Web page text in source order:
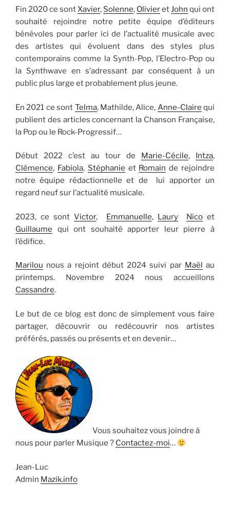
Fin 2020 ce sontXavier, Solenne, OlivieretJohn qui ont
souhaité rejoindre notre petite équipe d’éditeurs
bénévoles pour parler ici de l’actualité musicale avec
des artistes qui évoluent dans des styles plus
contemporains comme la Synth-Pop, l’Electro-Pop ou
la Synthwave en s’adressant par conséquent à un
public plus large et probablement plus jeune.
En 2021 ce sont Telma, Mathilde, Alice, Anne-Claire qui
publient des articles concernant la Chanson Française,
la Pop ou le Rock-Progressif…
Début 2022 c’est au tour de Marie-Cécile, Intza,
Clémence, Fabiola, Stéphanie et Romain de rejoindre
notre équipe rédactionnelle et de lui apporter un
regard neuf sur l’actualité musicale.
2023, ce sontVictor, Emmanuelle, Laury Nicoet
Guillaume qui ont souhaité apporter leur pierre à
l’édifice.
Marilou nous a rejoint début 2024 suivi par Maël au
printemps. Novembre 2024 nous accueillons
Cassandre.
Le but de ce blog est donc de simplement vous faire
partager, découvrir ou redécouvrir nos artistes
préférés, passés ou présents et en devenir…
Vous souhaitez vous joindre à
nous pour parler Musique ? Contactez-moi…
Jean-Luc
Admin Mazik.info